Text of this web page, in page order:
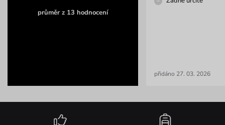
průměr z 13 hodnocení
přidáno 27. 03. 2026